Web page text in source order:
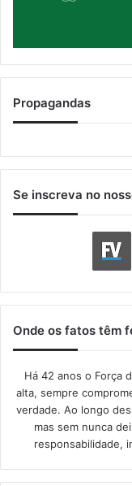
Propagandas
Se inscreva no
Onde os fatos têm
Há 42 anos o Força
alta, sempre
verdade. Ao longo
mas sem nunca
responsabilidade,